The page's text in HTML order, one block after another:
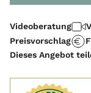
Videoberatung
Preisvorschlag
Dieses Angebot